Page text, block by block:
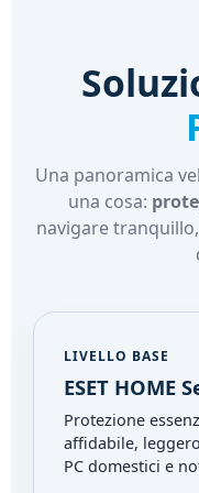
Una panoramica
una cosa:
navigare
LIVELLO BASE
ESET HOME
Protezione
affidabile,
PC domestici e